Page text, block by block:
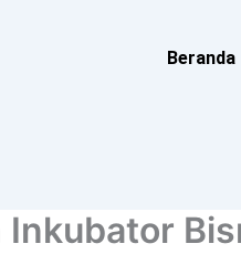
Beranda
Inkubator